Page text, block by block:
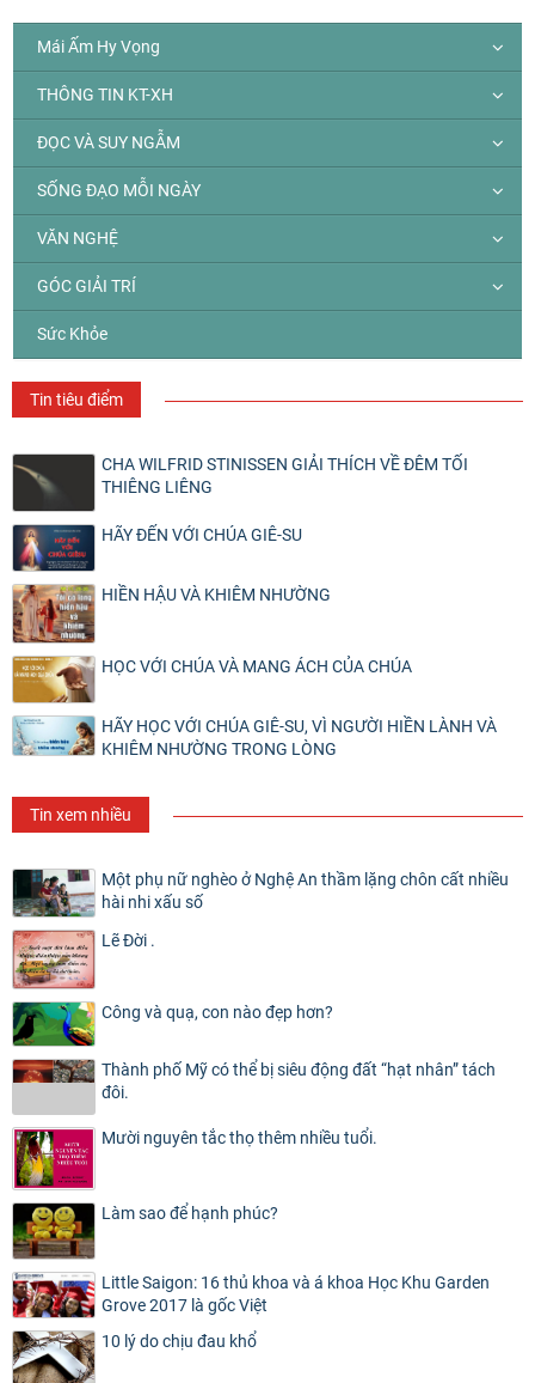
Mái Ấm Hy Vọng
THÔNG TIN KT-XH
ĐỌC VÀ SUY NGẪM
SỐNG ĐẠO MỖI NGÀY
VĂN NGHỆ
GÓC GIẢI TRÍ
Sức Khỏe
Tin tiêu điểm
CHA WILFRID STINISSEN GIẢI THÍCH VỀ ĐÊM TỐI
THIÊNG LIÊNG
HÃY ĐẾN VỚI CHÚA GIÊ-SU
HIỀN HẬU VÀ KHIÊM NHƯỜNG
HỌC VỚI CHÚA VÀ MANG ÁCH CỦA CHÚA
HÃY HỌC VỚI CHÚA GIÊ-SU, VÌ NGƯỜI HIỀN LÀNH VÀ
KHIÊM NHƯỜNG TRONG LÒNG
Tin xem nhiều
Một phụ nữ nghèo ở Nghệ An thầm lặng chôn cất nhiều
hài nhi xấu số
Lẽ Đời .
Công và quạ, con nào đẹp hơn?
Thành phố Mỹ có thể bị siêu động đất “hạt nhân” tách
đôi.
Mười nguyên tắc thọ thêm nhiều tuổi.
Làm sao để hạnh phúc?
Little Saigon: 16 thủ khoa và á khoa Học Khu Garden
Grove 2017 là gốc Việt
10 lý do chịu đau khổ